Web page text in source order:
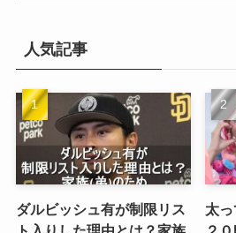
人気記事
ダルビッシュ有が制限リス
太